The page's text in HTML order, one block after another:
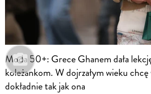
Moda 50+: Grece Ghanem dała
koleżankom. W dojrzałym wieku chcę
dokładnie tak jak ona